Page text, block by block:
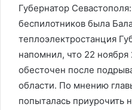
Губернатор
беспилотников была
теплоэлектростанция
напомнил, что 22
обесточен после
области. По мнению
попыталась приурочить